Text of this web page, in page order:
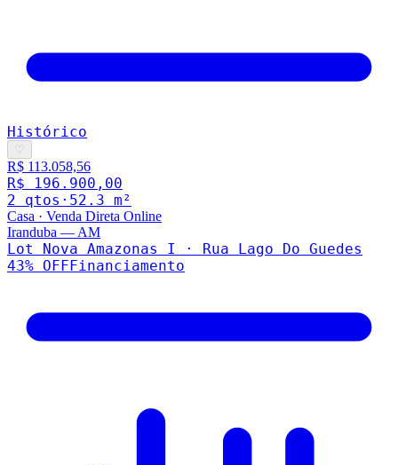
Histórico
♡
R$ 113.058,56
R$ 196.900,00
2 qtos · 52.3 m²
Casa · Venda Direta Online
Iranduba — AM
Lot Nova Amazonas I · Rua Lago Do Guedes
43% OFFFinanciamento